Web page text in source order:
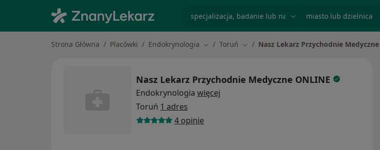
Strona Główna Placówki Endokrynologia Zmień miasto
Toruń Zmień miasto
Nasz Lekarz Przychodnie
Nasz Lekarz Przychodnie Medyczne ONLINE
Endokrynologia więcej
Toruń 1 adres
4 opinie